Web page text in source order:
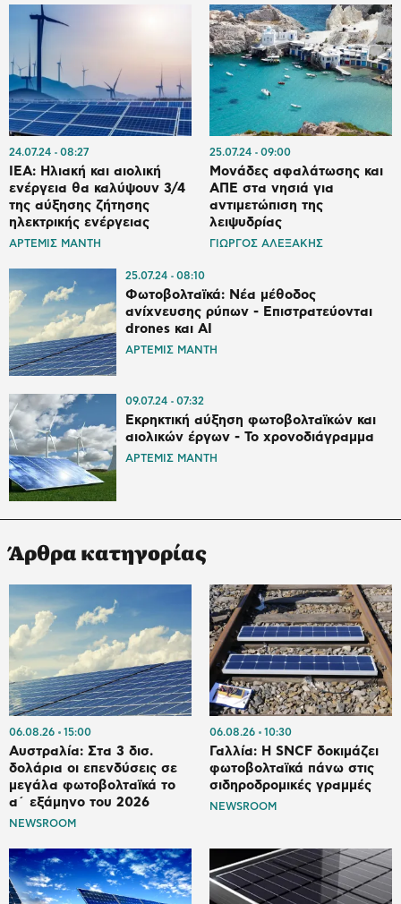
24.07.24 08:27
ΙΕΑ: Ηλιακή και αιολική
ενέργεια θα καλύψουν 3/4
της αύξησης ζήτησης
ηλεκτρικής ενέργειας
ΑΡΤΕΜΙΣ ΜΑΝΤΗ
25.07.24 09:00
Μονάδες αφαλάτωσης και
ΑΠΕ στα νησιά για
αντιμετώπιση της
λειψυδρίας
ΓΙΩΡΓΟΣ ΑΛΕΞΑΚΗΣ
25.07.24 08:10
Φωτοβολταϊκά: Νέα μέθοδος
ανίχνευσης ρύπων - Επιστρατεύονται
drones και ΑΙ
ΑΡΤΕΜΙΣ ΜΑΝΤΗ
09.07.24 07:32
Εκρηκτική αύξηση φωτοβολταϊκών και
αιολικών έργων - Το χρονοδιάγραμμα
ΑΡΤΕΜΙΣ ΜΑΝΤΗ
Άρθρα κατηγορίας
06.08.26 15:00
Αυστραλία: Στα 3 δισ.
δολάρια οι επενδύσεις σε
μεγάλα φωτοβολταϊκά το
α΄ εξάμηνο του 2026
NEWSROOM
06.08.26 10:30
Γαλλία: Η SNCF δοκιμάζει
φωτοβολταϊκά πάνω στις
σιδηροδρομικές γραμμές
NEWSROOM